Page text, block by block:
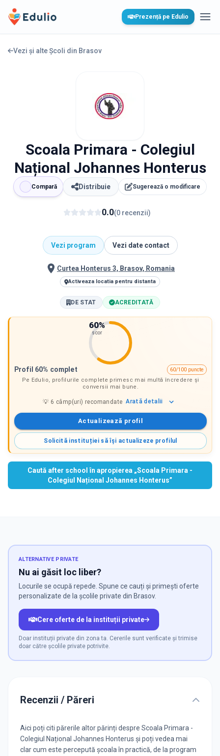
Edulio Prezență pe Edulio
Vezi și alte Școli din Brasov
Scoala Primara - Colegiul
Național Johannes Honterus
Compară Distribuie Sugerează o modificare
0.0(0 recenzii)
Vezi program Vezi date contact
Curtea Honterus 3, Brasov, Romania
Activeaza locatia pentru distanta
DE STAT ACREDITATĂ
60%
scor
Profil 60% complet
60/100 puncte
Pe Edulio, profilurile complete primesc mai multă încredere și
conversii mai bune.
💡 6 câmp(uri) recomandate Arată detalii
Actualizează profil
Solicită instituției să își actualizeze profilul
Caută after school în apropierea „Scoala Primara -
Colegiul Național Johannes Honterus”
ALTERNATIVE PRIVATE
Nu ai găsit loc liber?
Locurile se ocupă repede. Spune ce cauți și primești oferte
personalizate de la școlile private din Brasov.
Cere oferte de la instituții private
Doar instituții private din zona ta. Cererile sunt verificate și trimise
doar către școlile private potrivite.
Recenzii / Păreri
Aici poți citi părerile altor părinți despre Scoala Primara -
Colegiul Național Johannes Honterus și poți vedea mai
clar cum este percepută școala în practică, de la program